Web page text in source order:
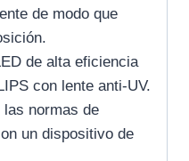
de modo que
de alta eficiencia
con lente anti-UV.
las normas de
un dispositivo de